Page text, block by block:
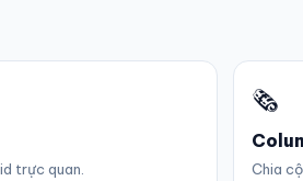
trực quan.
🗞️
Chia